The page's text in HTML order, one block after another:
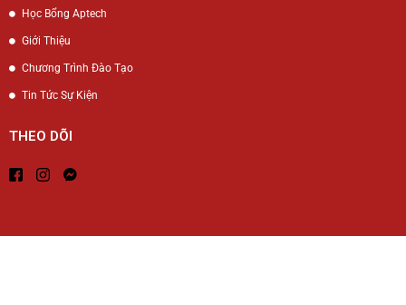
Học Bổng Aptech
Giới Thiệu
Chương Trình Đào Tạo
Tin Tức Sự Kiện
THEO DÕI